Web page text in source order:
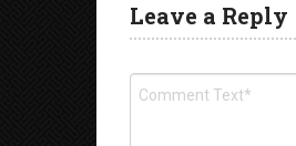
Leave a Reply